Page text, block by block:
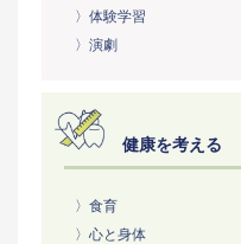
〉体験学習
〉演劇
健康を考える
〉食育
〉心と身体